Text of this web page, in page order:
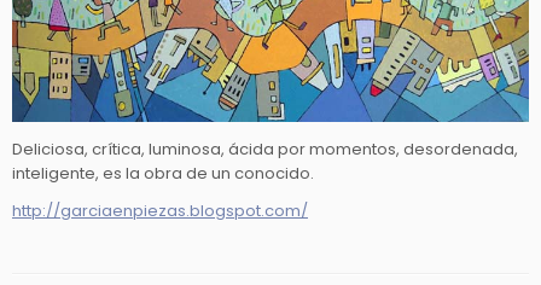
Deliciosa, crítica, luminosa, ácida por momentos, desordenada,
inteligente, es la obra de un conocido.
http://garciaenpiezas.blogspot.com/